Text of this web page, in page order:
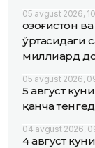
05 avgust 2026,
Қозоғистон
ўртасидаги
миллиард
05 avgust 2026,
5 август
қанча
04 avgust 2026,
4 август